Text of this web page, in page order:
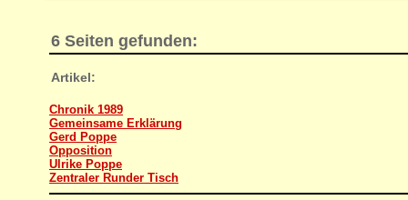
6 Seiten gefunden:
Artikel:
Chronik 1989
Gemeinsame Erklärung
Gerd Poppe
Opposition
Ulrike Poppe
Zentraler Runder Tisch